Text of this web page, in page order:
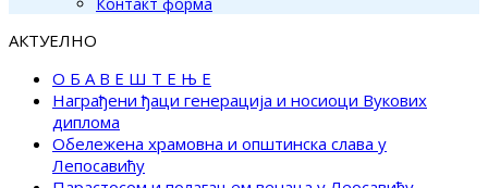
Контакт форма
АКТУЕЛНО
О Б А В Е Ш Т Е Њ Е
Награђени ђаци генерација и носиоци Вукових
диплома
Обележена храмовна и општинска слава у
Лепосавићу